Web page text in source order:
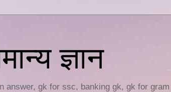
ज्ञान
gk for ssc, banking gk, gk for